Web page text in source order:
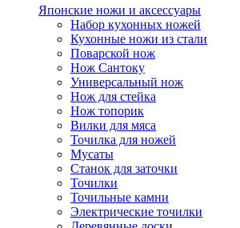
Японские ножи и аксессуары
Набор кухонных ножей
Кухонные ножи из стали
Поварской нож
Нож Сантоку
Универсальный нож
Нож для стейка
Нож топорик
Вилки для мяса
Точилка для ножей
Мусаты
Станок для заточки
Точилки
Точильные камни
Электрические точилки